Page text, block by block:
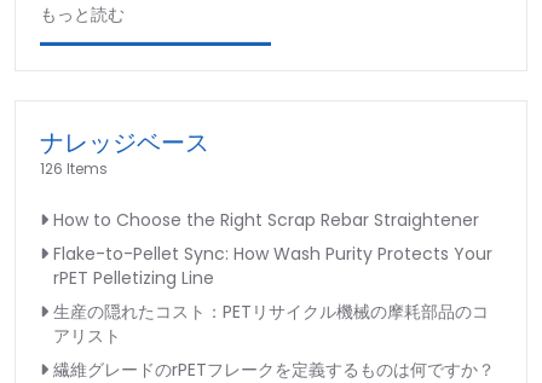
もっと読む
ナレッジベース
126 Items
How to Choose the Right Scrap Rebar Straightener
Flake-to-Pellet Sync: How Wash Purity Protects Your
rPET Pelletizing Line
生産の隠れたコスト：PETリサイクル機械の摩耗部品のコ
アリスト
繊維グレードのrPETフレークを定義するものは何ですか？